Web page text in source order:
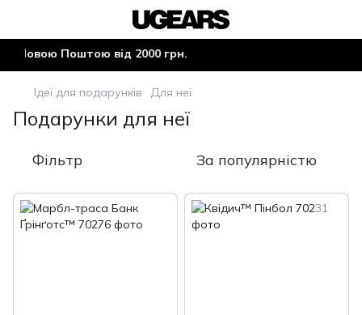
Поштою від 2000 грн.
Ідеї для подарунків Для неї
Подарунки для неї
Фільтр За популярністю